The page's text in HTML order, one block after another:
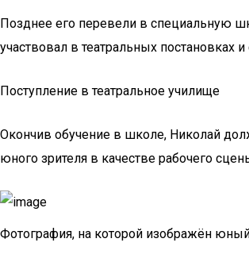
Позднее его перевели в специальную
участвовал в театральных постановках
Поступление в театральное училище
Окончив обучение в школе, Николай
юного зрителя в качестве рабочего
Фотография, на которой изображён